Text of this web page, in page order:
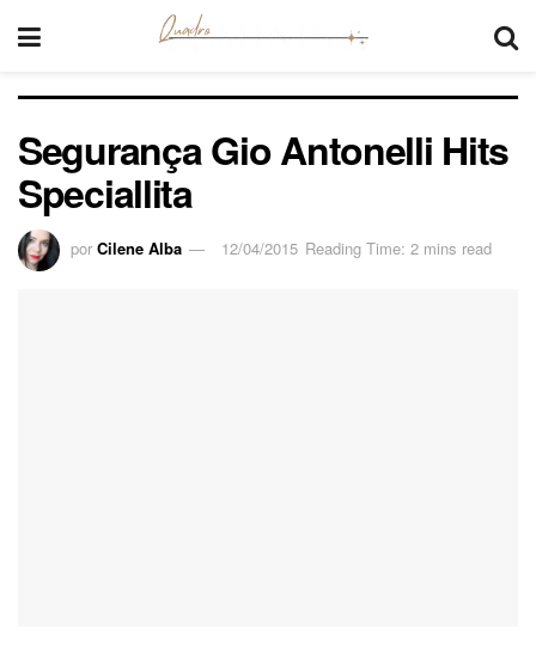
Segurança Gio Antonelli Hits
Speciallita
por Cilene Alba 12/04/2015 Reading Time: 2 mins read